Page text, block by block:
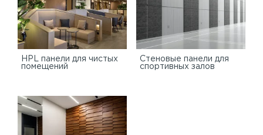
HPL панели для чистых
помещений
Стеновые панели для
спортивных залов